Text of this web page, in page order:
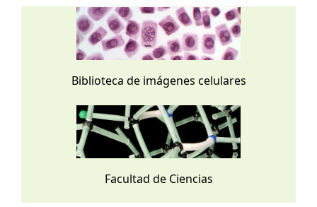
Biblioteca de imágenes celulares
Facultad de Ciencias